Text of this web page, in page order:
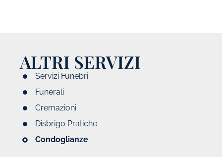
ALTRI SERVIZI
Servizi Funebri
Funerali
Cremazioni
Disbrigo Pratiche
Condoglianze